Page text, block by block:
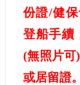
份證/健
登船手續
(無照片可
或居留證。